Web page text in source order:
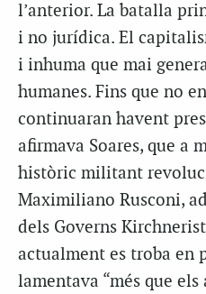
l’anterior. La batalla
i no jurídica. El
i inhuma que mai
humanes. Fins que no
continuaran havent
afirmava Soares, que a
històric militant
Maximiliano Rusconi,
dels Governs
actualment es troba en
lamentava “més que els